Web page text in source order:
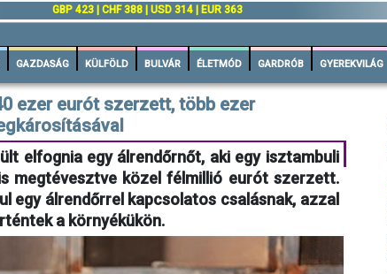
GBP 423 | CHF 388 | USD 314 | EUR 363
GAZDASÁG KÜLFÖLD BULVÁR ÉLETMÓD GARDRÓB GYEREKVILÁG
ezer eurót szerzett, több ezer
elfognia egy álrendőrnőt, aki egy isztambuli
megtévesztve közel félmillió eurót szerzett.
egy álrendőrrel kapcsolatos csalásnak, azzal
a környékükön.